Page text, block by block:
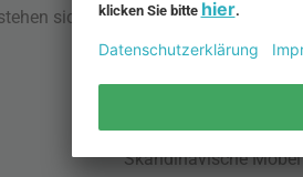
sich inklusive MwSt. und zzgl.
Skandinavische Möbel